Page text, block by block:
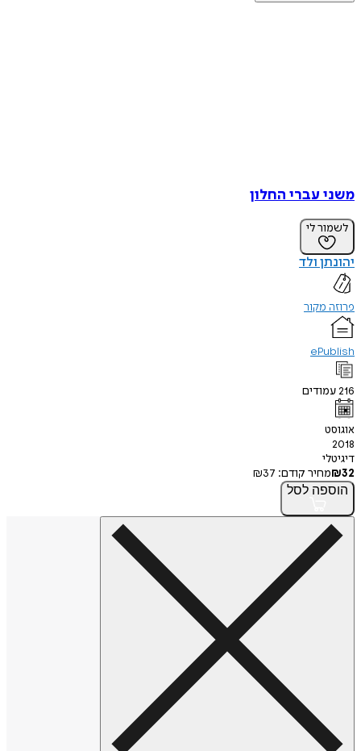
משני עברי החלון
לשמור לי
יהונתן ולד
פרוזה מקור
ePublish
216עמודים
אוגוסט
2018
דיגיטלי
₪32 מחיר קודם: ₪37
הוספה לסל